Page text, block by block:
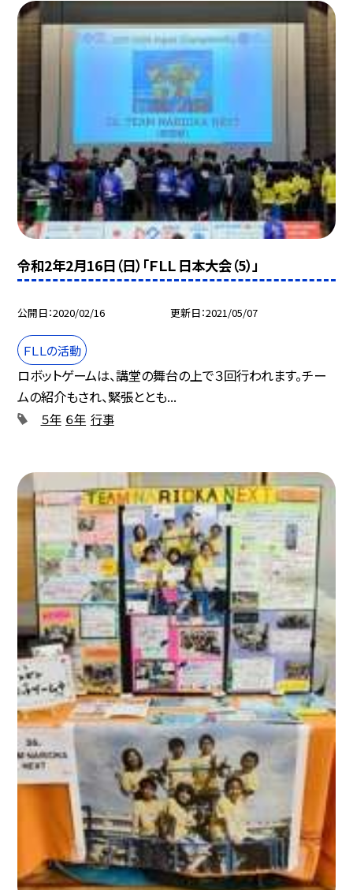
令和2年2月16日（日）「ＦＬＬ 日本大会（5）」
公開日 2020/02/16 更新日 2021/05/07
ＦＬＬの活動
ロボットゲームは、講堂の舞台の上で３回行われます。チー
ムの紹介もされ、緊張ととも...
５年 ６年 行事